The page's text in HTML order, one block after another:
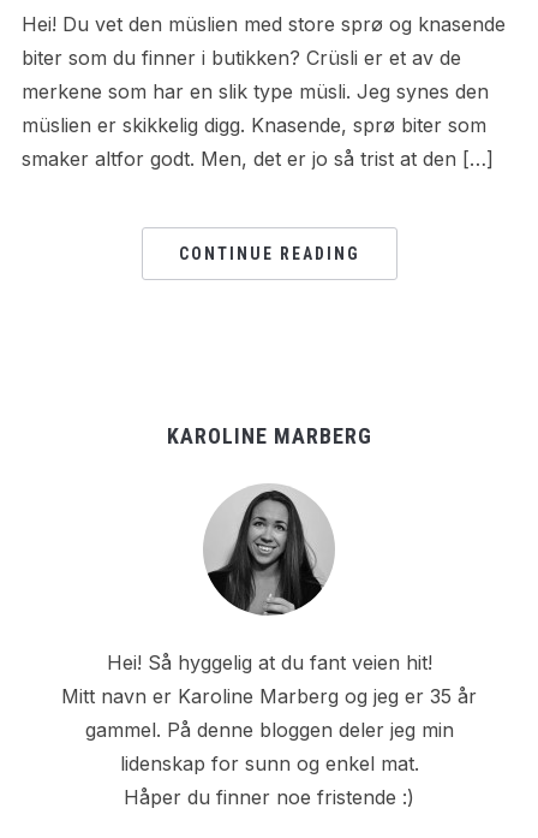
Hei! Du vet den müslien med store sprø og knasende
biter som du finner i butikken? Crüsli er et av de
merkene som har en slik type müsli. Jeg synes den
müslien er skikkelig digg. Knasende, sprø biter som
smaker altfor godt. Men, det er jo så trist at den […]
CONTINUE READING
KAROLINE MARBERG
Hei! Så hyggelig at du fant veien hit!
Mitt navn er Karoline Marberg og jeg er 35 år
gammel. På denne bloggen deler jeg min
lidenskap for sunn og enkel mat.
Håper du finner noe fristende :)